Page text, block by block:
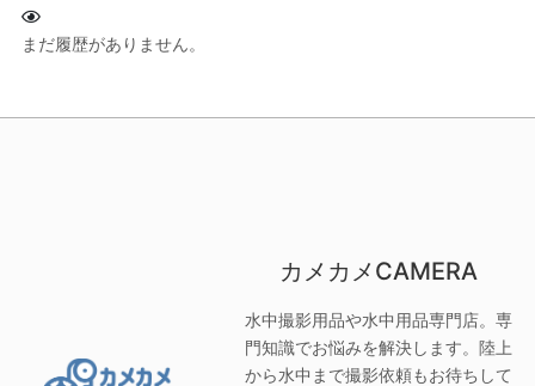
まだ履歴がありません。
カメカメCAMERA
水中撮影用品や水中用品専門店。専
門知識でお悩みを解決します。陸上
から水中まで撮影依頼もお待ちして